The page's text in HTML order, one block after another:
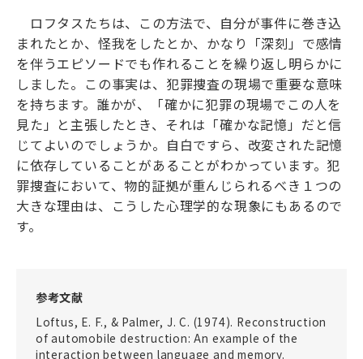
ロフタスたちは、この方法で、自分が事件に巻き込
まれたとか、怪我をしたとか、かなり「深刻」で感情
を伴うエピソードでも作れることを繰り返し明らかに
しました。この事実は、犯罪捜査の現場で重要な意味
を持ちます。誰かが、「確かに犯罪の現場でこの人を
見た」と主張したとき、それは「確かな記憶」だと信
じてよいのでしょうか。自白ですら、改変された記憶
に依存していることがあることがわかっています。犯
罪捜査において、物的証拠が重んじられるべき１つの
大きな理由は、こうした心理学的な現象にもあるので
す。
参考文献
Loftus, E. F., & Palmer, J. C. (1974). Reconstruction
of automobile destruction: An example of the
interaction between language and memory.